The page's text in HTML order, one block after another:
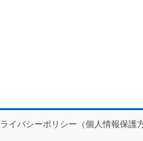
イバシーポリシー（個人情報保護方